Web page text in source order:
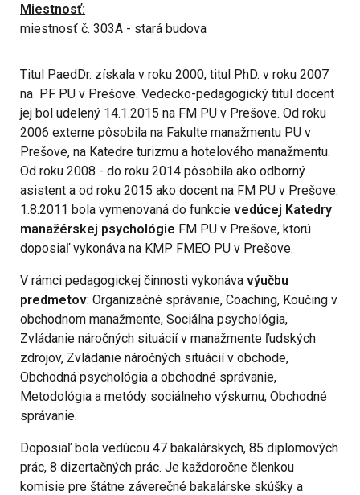
Miestnosť:
miestnosť č. 303A - stará budova
Titul PaedDr. získala v roku 2000, titul PhD. v roku 2007
na PF PU v Prešove. Vedecko-pedagogický titul docent
jej bol udelený 14.1.2015 na FM PU v Prešove. Od roku
2006 externe pôsobila na Fakulte manažmentu PU v
Prešove, na Katedre turizmu a hotelového manažmentu.
Od roku 2008 - do roku 2014 pôsobila ako odborný
asistent a od roku 2015 ako docent na FM PU v Prešove.
1.8.2011 bola vymenovaná do funkcie vedúcej Katedry
manažérskej psychológie FM PU v Prešove, ktorú
doposiaľ vykonáva na KMP FMEO PU v Prešove.
V rámci pedagogickej činnosti vykonáva výučbu
predmetov: Organizačné správanie, Coaching, Koučing v
obchodnom manažmente, Sociálna psychológia,
Zvládanie náročných situácií v manažmente ľudských
zdrojov, Zvládanie náročných situácií v obchode,
Obchodná psychológia a obchodné správanie,
Metodológia a metódy sociálneho výskumu, Obchodné
správanie.
Doposiaľ bola vedúcou 47 bakalárskych, 85 diplomových
prác, 8 dizertačných prác. Je každoročne členkou
komisie pre štátne záverečné bakalárske skúšky a